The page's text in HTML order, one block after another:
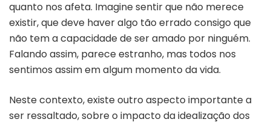
quanto nos afeta. Imagine sentir que não merece
existir, que deve haver algo tão errado consigo que
não tem a capacidade de ser amado por ninguém.
Falando assim, parece estranho, mas todos nos
sentimos assim em algum momento da vida.
Neste contexto, existe outro aspecto importante a
ser ressaltado, sobre o impacto da idealização dos